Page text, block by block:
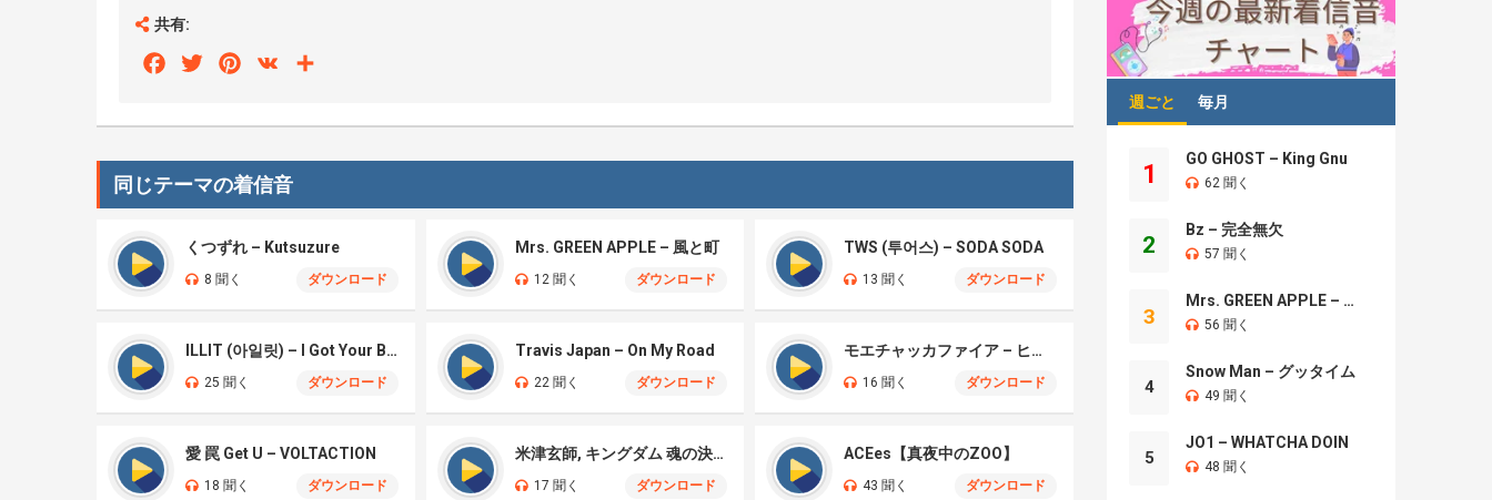
共有:
FacebookTwitterPinterest
VK
同じテーマの着信音
くつずれ – Kutsuzure
8 聞く ダウンロード
Mrs. GREEN APPLE – 風と町
12 聞く ダウンロード
TWS (투어스) – SODA SODA
13 聞く ダウンロード
ILLIT (아일릿) – I Got Your Back
25 聞く ダウンロード
Travis Japan – On My Road
22 聞く ダウンロード
モエチャッカファイア – ヒューゴ、狛野真斗、ライト、セヴェリアン (Cover )
16 聞く ダウンロード
愛 罠 Get U – VOLTACTION
18 聞く ダウンロード
米津玄師, キングダム 魂の決戦 – 公開記念PV
17 聞く ダウンロード
ACEes【真夜中のZOO】
43 聞く ダウンロード
週ごと 毎月
1
GO GHOST – King Gnu
62 聞く
2
Bz – 完全無欠
57 聞く
3
Mrs. GREEN APPLE – Brand New
56 聞く
4
Snow Man – グッタイム
49 聞く
5
JO1 – WHATCHA DOIN
48 聞く